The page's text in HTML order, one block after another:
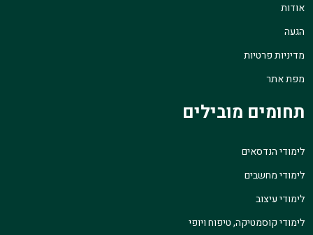
אודות
הגעה
מדיניות פרטיות
מפת אתר
תחומים מובילים
לימודי הנדסאים
לימודי מחשבים
לימודי עיצוב
לימודי קוסמטיקה, טיפוח ויופי